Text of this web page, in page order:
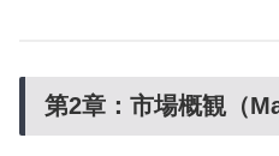
第2章：市場概観（